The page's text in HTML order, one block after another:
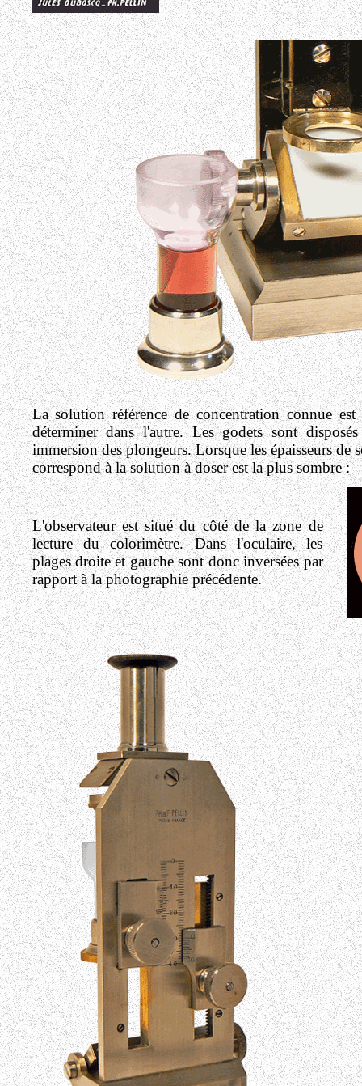
La solution référence de concentration connue
déterminer dans l'autre. Les godets sont
immersion des plongeurs. Lorsque les épaisseurs de
correspond à la solution à doser est la plus sombre :
L'observateur est situé du côté de la zone de
lecture du colorimètre. Dans l'oculaire, les
plages droite et gauche sont donc inversées par
rapport à la photographie précédente.